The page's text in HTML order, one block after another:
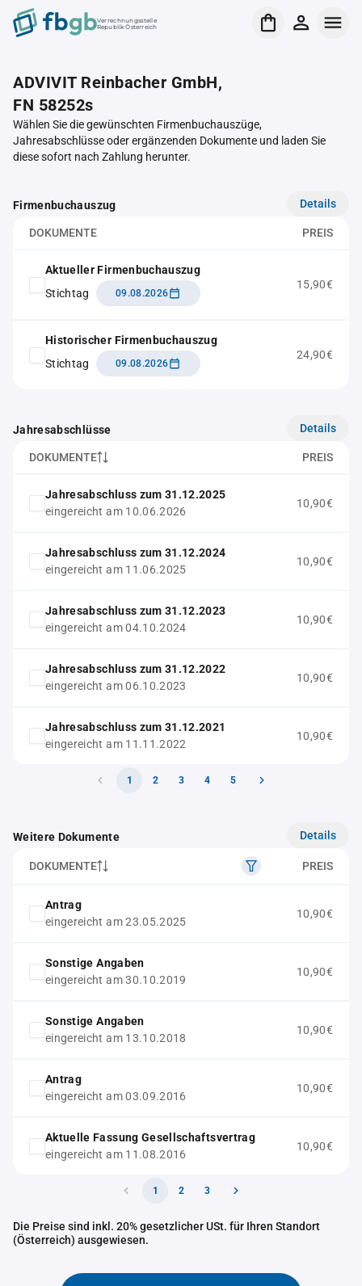
Verrechnungsstelle
Republik Österreich
ADVIVIT Reinbacher GmbH,
FN 58252s
Wählen Sie die gewünschten Firmenbuchauszüge,
Jahresabschlüsse oder ergänzenden Dokumente und laden Sie
diese sofort nach Zahlung herunter.
Firmenbuchauszug Details
DOKUMENTE PREIS
Aktueller Firmenbuchauszug
Stichtag
09.08.2026
15,90€
Historischer Firmenbuchauszug
Stichtag
09.08.2026
24,90€
Jahresabschlüsse Details
DOKUMENTE PREIS
Jahresabschluss zum 31.12.2025
eingereicht am 10.06.2026
10,90€
Jahresabschluss zum 31.12.2024
eingereicht am 11.06.2025
10,90€
Jahresabschluss zum 31.12.2023
eingereicht am 04.10.2024
10,90€
Jahresabschluss zum 31.12.2022
eingereicht am 06.10.2023
10,90€
Jahresabschluss zum 31.12.2021
eingereicht am 11.11.2022
10,90€
1 2 3 4 5
Weitere Dokumente Details
DOKUMENTE PREIS
Antrag
eingereicht am 23.05.2025
10,90€
Sonstige Angaben
eingereicht am 30.10.2019
10,90€
Sonstige Angaben
eingereicht am 13.10.2018
10,90€
Antrag
eingereicht am 03.09.2016
10,90€
Aktuelle Fassung Gesellschaftsvertrag
eingereicht am 11.08.2016
10,90€
1 2 3
Die Preise sind inkl. 20% gesetzlicher USt. für Ihren Standort
(Österreich) ausgewiesen.